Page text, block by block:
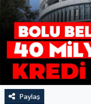
Paylaş